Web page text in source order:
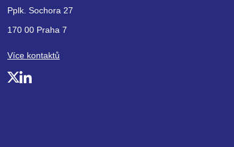
Pplk. Sochora 27
170 00 Praha 7
Více kontaktů